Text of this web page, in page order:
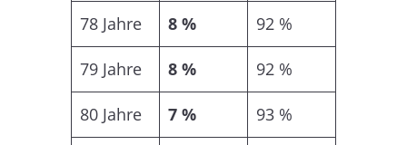
78 Jahre 8 % 92 %
79 Jahre 8 % 92 %
80 Jahre 7 % 93 %